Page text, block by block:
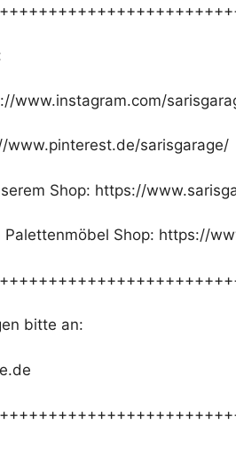
www.instagram.com/
www.pinterest.de/sarisgarage/
Shop: https://
Palettenmöbel Shop: https://
bitte an: